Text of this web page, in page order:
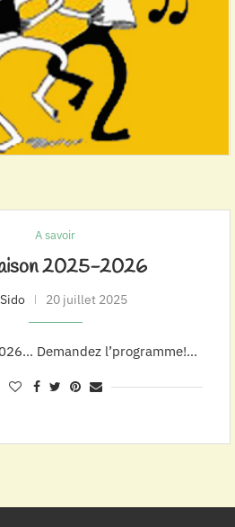
A savoir
2025-2026
Sido 20 juillet 2025
Demandez l’programme!…